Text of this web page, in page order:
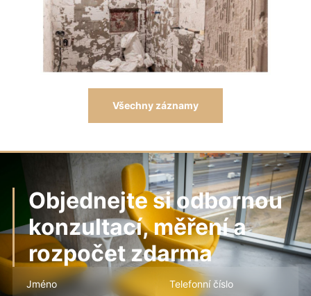
Všechny záznamy
Objednejte si odbornou
konzultací, měření a
rozpočet zdarma